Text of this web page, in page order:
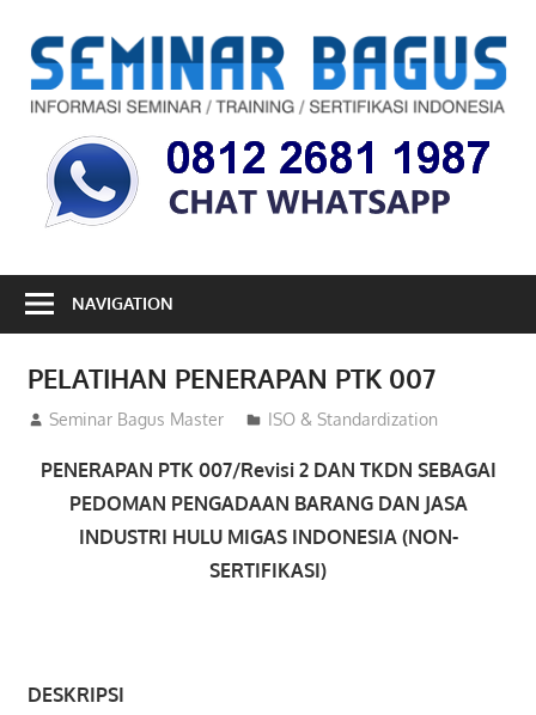
content
Informasi
Seminar,
Training
dan
Indonesia
NAVIGATION
PELATIHAN PENERAPAN PTK 007
06/04/2013
Seminar Bagus Master ISO & Standardization
PENERAPAN PTK 007/Revisi 2 DAN TKDN SEBAGAI
PEDOMAN PENGADAAN BARANG DAN JASA
INDUSTRI HULU MIGAS INDONESIA (NON-
SERTIFIKASI)
DESKRIPSI